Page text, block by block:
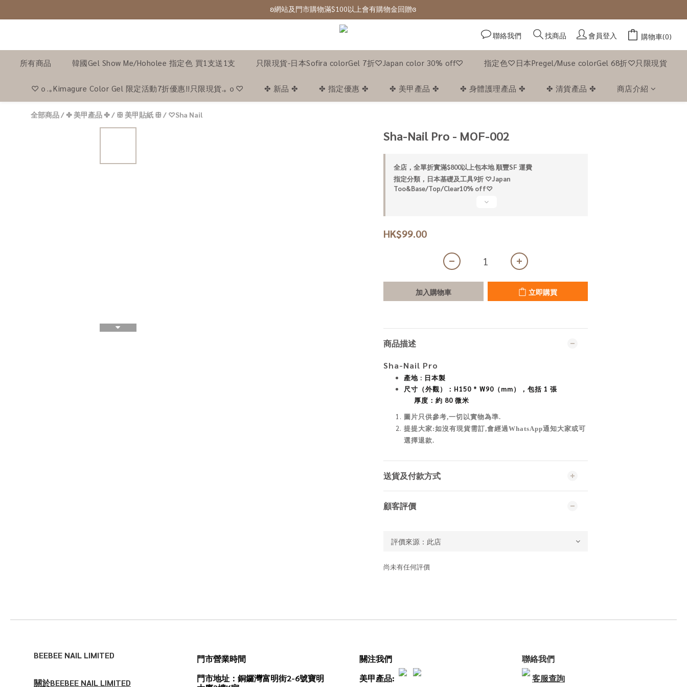
ʚ 網站免費登記會員,登入後可下單ɞ Click Here
ʚ 網站免費登記會員,登入後可下單ɞ Click Here
聯絡我們
找商品 會員登入 購物車(0)
所有商品 韓國Gel Show Me/Hoholee 指定色 買1支送1支 只限現貨-日本Sofira colorGel 7折♡Japan color 30% off♡ 指定色♡日本Pregel/Muse colorGel 68折♡只限現貨
♡ｏ.｡Kimagure Color Gel 限定活動7折優惠!!只限現貨.｡ｏ♡ ✤ 新品 ✤ ✤ 指定優惠 ✤ ✤ 美甲產品 ✤ ✤ 身體護理產品 ✤ ✤ 清貨產品 ✤ 商店介紹
全部商品/✤ 美甲產品 ✤/ ꕥ 美甲貼紙 ꕥ/ ♡Sha Nail
Sha-Nail Pro - MOF-002
全店，全單折實滿$800以上包本地 順豐SF 運費
指定分類，日本基礎及工具9折 ♡Japan
Too&Base/Top/Clear10% off♡
HK$99.00
加入購物車 立即購買
商品描述
Sha-Nail Pro
產地 : 日本製
尺寸（外觀）：H150 * W90（mm），包括 1 張
厚度：約 80 微米
圖片只供參考,一切以實物為準.
提提大家:如沒有現貨需訂,會經過WhatsApp通知大家或可
選擇退款.
送貨及付款方式
顧客評價
尚未有任何評價
BEEBEE NAIL LIMITED
關於BEEBEE NAIL LIMITED
門市營業時間
門市地址：銅鑼灣富明街2-6號寶明
關注我們
美甲產品:
聯絡我們
客服查詢